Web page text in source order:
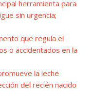
herramienta para
sin urgencia;
que regula el
o accidentados en la
la leche
del recién nacido